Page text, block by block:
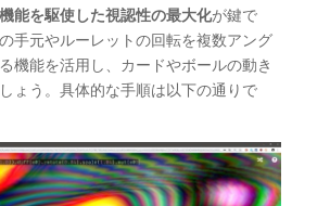
能を駆使した視認性の最大化が鍵で
手元やルーレットの回転を複数アング
機能を活用し、カードやボールの動き
ょう。具体的な手順は以下の通りで